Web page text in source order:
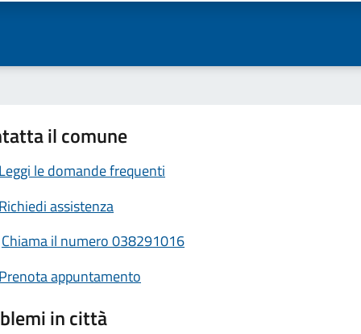
il comune
le domande frequenti
assistenza
Chiama il numero 038291016
appuntamento
in città